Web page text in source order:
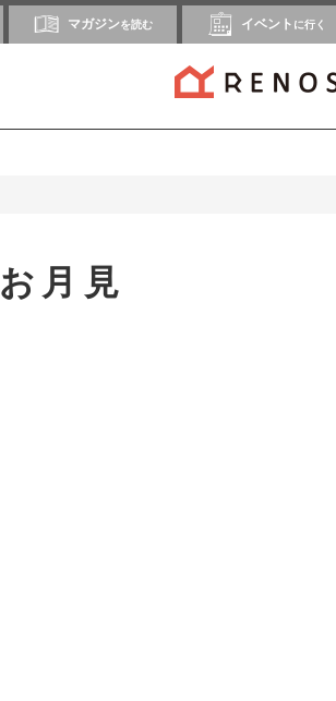
マガジンを読む イベント に行く
お月見